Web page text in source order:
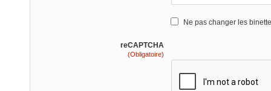
Ne pas changer les
reCAPTCHA
(Obligatoire)